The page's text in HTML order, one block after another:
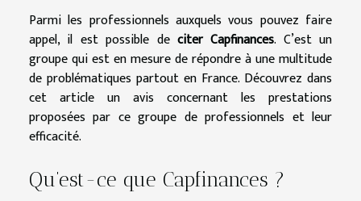
Parmi les professionnels auxquels vous pouvez faire
appel, il est possible deciter Capfinances. C’est un
groupe qui est en mesure de répondre à une multitude
de problématiques partout en France. Découvrez dans
cet article un avis concernant les prestations
proposées par ce groupe de professionnels et leur
efficacité.
Qu’est-ce que Capfinances ?